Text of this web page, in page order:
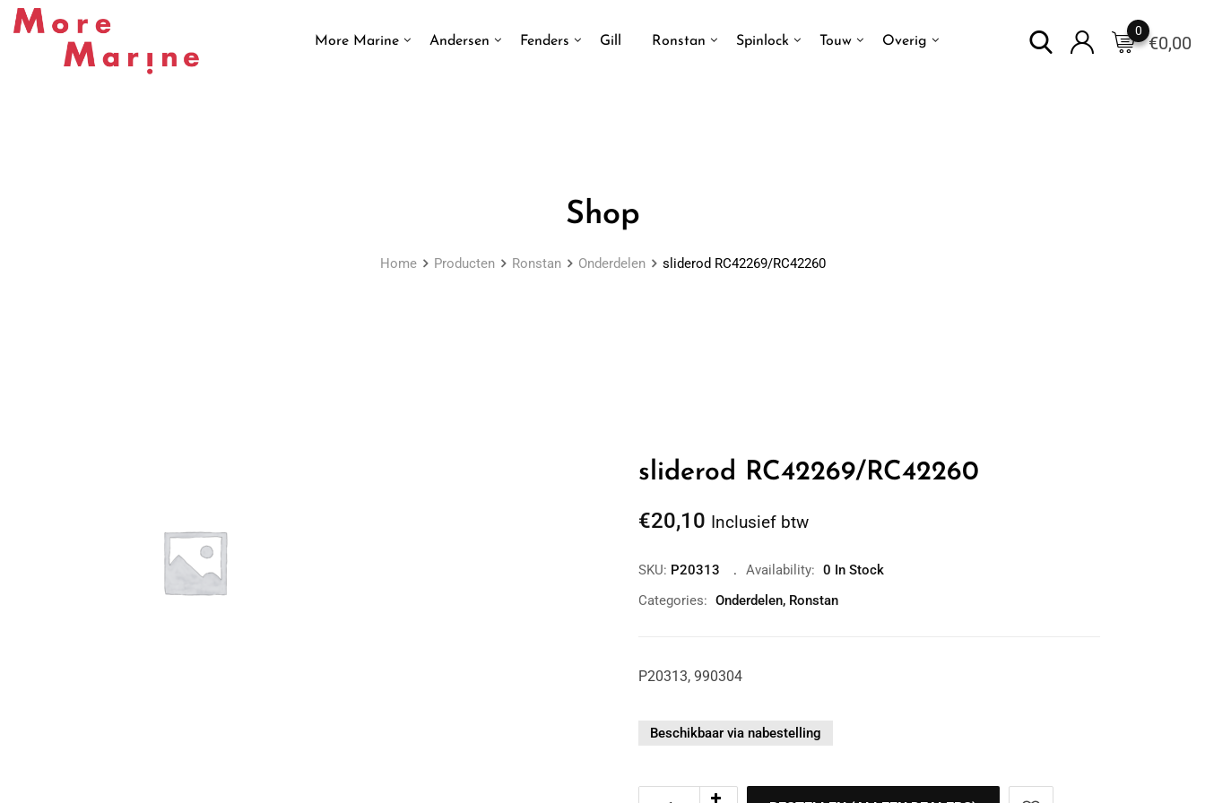
Skip
More Marine Andersen Fenders Gill Ronstan Spinlock Touw Overig €0,00
0
Shop
Home Producten Ronstan Onderdelen sliderod RC42269/RC42260
sliderod RC42269/RC42260
€20,10 Inclusief btw
SKU: P20313 Availability: 0 In Stock
Categories: Onderdelen, Ronstan
P20313, 990304
Beschikbaar via nabestelling